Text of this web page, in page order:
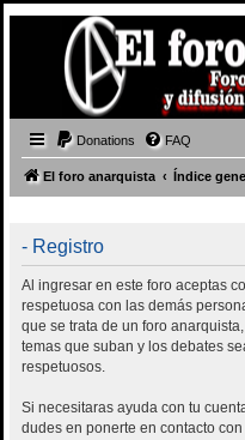
Donations FAQ
El foro anarquista Índice
- Registro
Al ingresar en este foro aceptas
respetuosa con las demás
que se trata de un foro
temas que suban y los debates
respetuosos.
Si necesitaras ayuda con tu
dudes en ponerte en contacto